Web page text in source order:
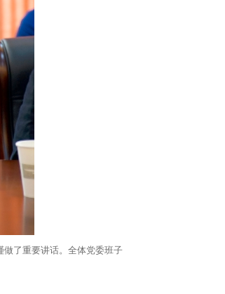
了重要讲话。全体党委班子